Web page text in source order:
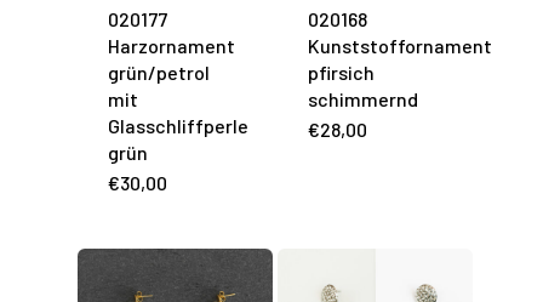
020177
Harzornament
grün/petrol
mit
Glasschliffperle
grün
€30,00
020168
Kunststoffornament
pfirsich
schimmernd
€28,00